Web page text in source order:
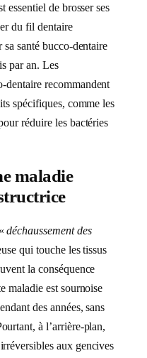
essentiel de brosser ses
du fil dentaire
santé bucco-dentaire
par an. Les
dentaire recommandent
spécifiques, comme les
réduire les bactéries
maladie
déchaussement des
qui touche les tissus
la conséquence
maladie est sournoise
des années, sans
à l’arrière-plan,
aux gencives